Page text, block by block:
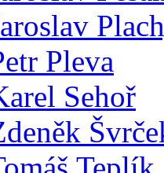
Pleva
Sehoř